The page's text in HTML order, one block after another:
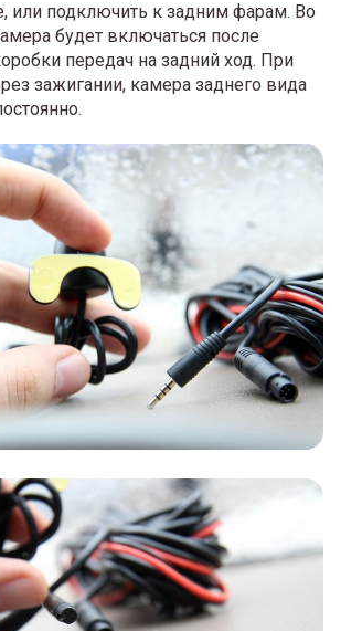
или подключить к задним фарам. Во
будет включаться после
передач на задний ход. При
зажигании, камера заднего вида